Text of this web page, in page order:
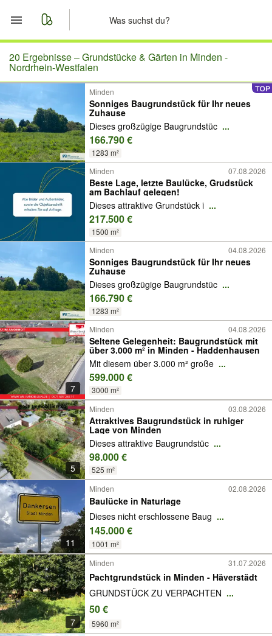
Start
Merkliste
Nachrichten
Anzeige aufgeben
20 Ergebnisse –Grundstücke & Gärten in Minden -
Nordrhein-Westfalen
Minden
Sonniges Baugrundstück für Ihr neues
Zuhause
Dieses großzügige Baugrundstüc ...
166.790 €
1283 m²
Minden
07.08.2026
Beste Lage, letzte Baulücke, Grudstück
am Bachlauf gelegen!
Dieses attraktive Grundstück i ...
217.500 €
1500 m²
Minden
04.08.2026
Sonniges Baugrundstück für Ihr neues
Zuhause
Dieses großzügige Baugrundstüc ...
166.790 €
1283 m²
7
Minden 04.08.2026
Seltene Gelegenheit: Baugrundstück mit
über 3.000 m² in Minden - Haddenhausen
Mit diesem über 3.000 m² große ...
599.000 €
3000 m²
5
Minden 03.08.2026
Attraktives Baugrundstück in ruhiger
Lage von Minden
Dieses attraktive Baugrundstüc ...
98.000 €
525 m²
11
Minden 02.08.2026
Baulücke in Naturlage
Dieses nicht erschlossene Baug ...
145.000 €
1001 m²
7
Minden 31.07.2026
Pachtgrundstück in Minden - Häverstädt
GRUNDSTÜCK ZU VERPACHTEN ...
50 €
5960 m²